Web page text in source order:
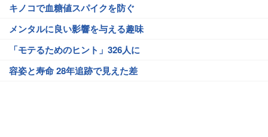
キノコで血糖値スパイクを防ぐ
メンタルに良い影響を与える趣味
「モテるためのヒント」326人に
容姿と寿命 28年追跡で見えた差